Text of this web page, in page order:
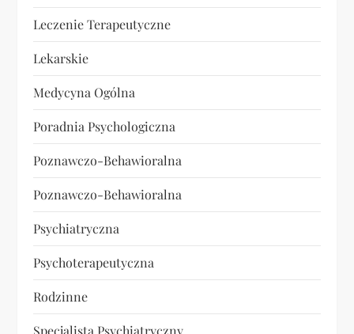
Leczenie Terapeutyczne
Lekarskie
Medycyna Ogólna
Poradnia Psychologiczna
Poznawczo-Behawioralna
Poznawczo-Behawioralna
Psychiatryczna
Psychoterapeutyczna
Rodzinne
Specjalista Psychiatryczny